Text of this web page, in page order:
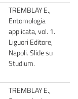
TREMBLAY E.,
Entomologia
applicata, vol. 1.
Liguori Editore,
Napoli. Slide su
Studium.
TREMBLAY E.,